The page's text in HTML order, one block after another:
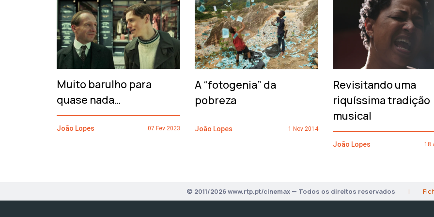
Muito barulho para
quase nada…
João Lopes 07 Fev 2023
A “fotogenia” da
pobreza
João Lopes 1 Nov 2014
Revisitando uma
riquíssima tradição
musical
João Lopes 18
‹
© 2011/2026 www.rtp.pt/cinemax — Todos os direitos reservados |